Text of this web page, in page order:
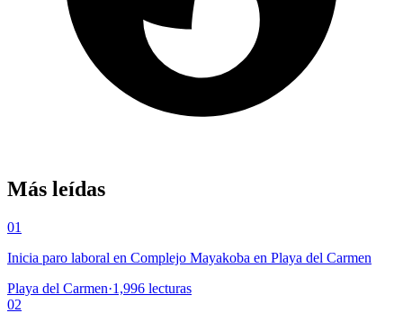
Más leídas
01
Inicia paro laboral en Complejo Mayakoba en Playa del Carmen
Playa del Carmen·1,996 lecturas
02